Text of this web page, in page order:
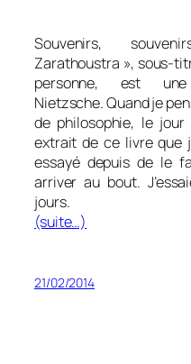
Souvenirs,
Zarathoustra », sous-
personne, est une
Nietzsche. Quand je
de philosophie, le
extrait de ce livre que
essayé depuis de le
arriver au bout.
jours.
(suite…)
21/02/2014